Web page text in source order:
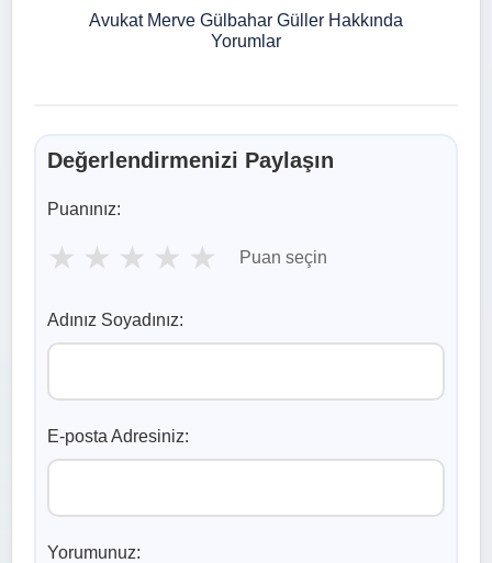
Avukat Merve Gülbahar Güller Hakkında
Yorumlar
Değerlendirmenizi Paylaşın
Puanınız:
★ ★ ★ ★ ★ Puan seçin
Adınız Soyadınız:
E-posta Adresiniz:
Yorumunuz: